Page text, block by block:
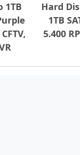
1TB
Hard
1TB
5.400